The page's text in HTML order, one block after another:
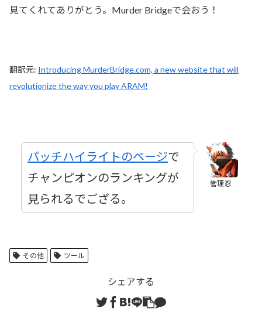
見てくれてありがとう。Murder Bridgeで会おう！
翻訳元: Introducing MurderBridge.com, a new website that will
revolutionize the way you play ARAM!
管理忍
パッチハイライトのページで
チャンピオンのランキングが
見られるでござる。
その他 ツール
シェアする